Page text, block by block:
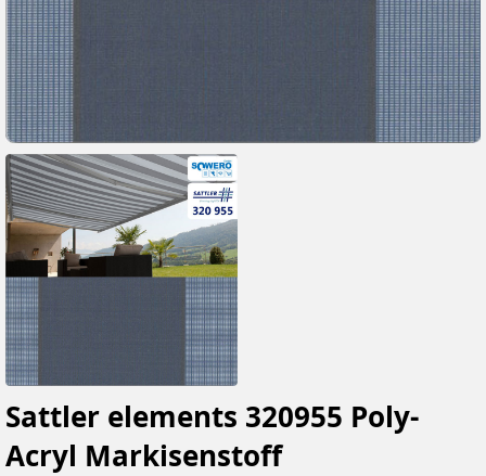
Sattler elements 320955 Poly-
Acryl Markisenstoff